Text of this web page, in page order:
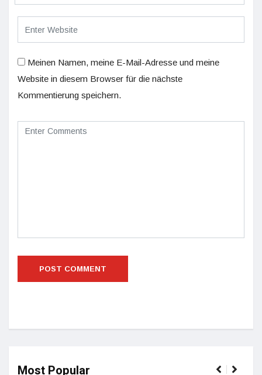
Meinen Namen, meine E-Mail-Adresse und meine
Website in diesem Browser für die nächste
Kommentierung speichern.
Most Popular